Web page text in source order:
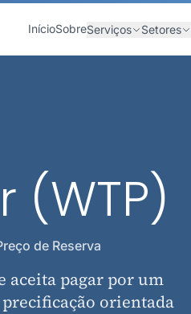
InícioSobreServiços Setores
de Reserva
aceita pagar por um
orientada